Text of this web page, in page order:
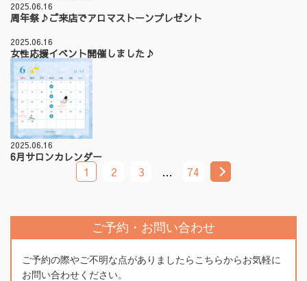
2025.06.16
周年祭♪ご来店でアロマストーンプレゼント
2025.06.16
女性応援イベント開催しました♪
2025.06.16
6月サロンカレンダー
1 2 3 … 74
ご予約・お問い合わせ
ご予約の際やご不明な点がありましたらこちらからお気軽に
お問い合わせください。